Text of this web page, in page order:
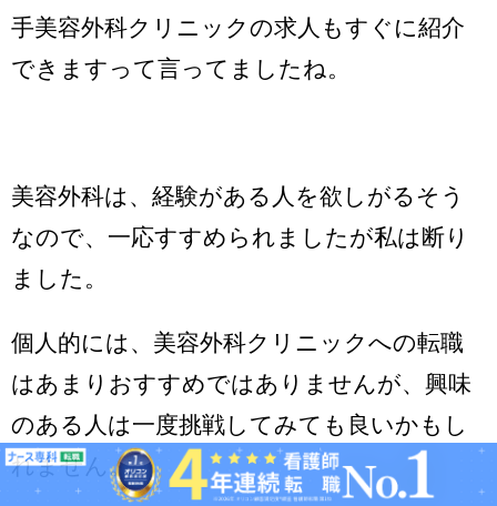
手美容外科クリニックの求人もすぐに紹介
できますって言ってましたね。
美容外科は、経験がある人を欲しがるそう
なので、一応すすめられましたが私は断り
ました。
個人的には、美容外科クリニックへの転職
はあまりおすすめではありませんが、興味
のある人は一度挑戦してみても良いかもし
れません。